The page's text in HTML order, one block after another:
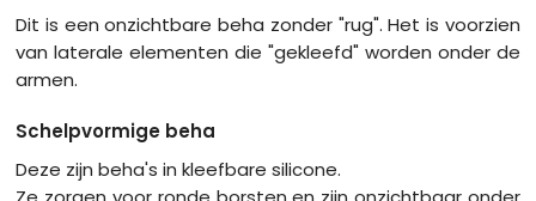
Dit is een onzichtbare beha zonder "rug". Het is voorzien
van laterale elementen die "gekleefd" worden onder de
armen.
Schelpvormige beha
Deze zijn beha's in kleefbare silicone.